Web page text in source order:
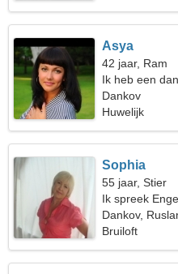
Asya
42 jaar, Ram
Ik heb een
dansen
Dankov
Huwelijk
Sophia
55 jaar, Stier
Ik spreek
Dankov,
Bruiloft